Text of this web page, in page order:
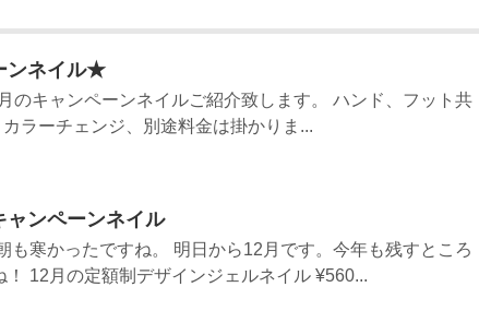
ンネイル★
のキャンペーンネイルご紹介致します。 ハンド、フット共
ラーチェンジ、別途料金は掛かりま...
ンペーンネイル
も寒かったですね。 明日から12月です。今年も残すところ
！ 12月の定額制デザインジェルネイル ¥560...